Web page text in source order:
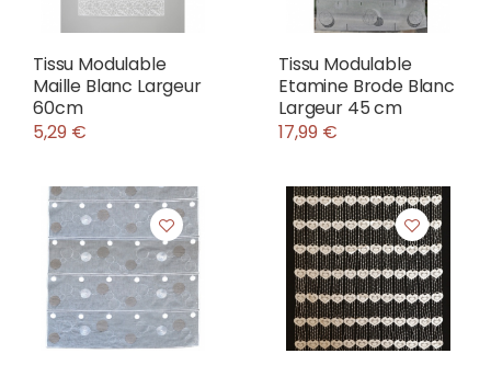
Tissu Modulable
Maille Blanc Largeur
60cm
5,29 €
Tissu Modulable
Etamine Brode Blanc
Largeur 45 cm
17,99 €